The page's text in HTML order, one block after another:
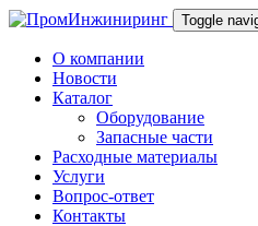
Toggle
О компании
Новости
Каталог
Оборудование
Запасные части
Расходные материалы
Услуги
Вопрос-ответ
Контакты